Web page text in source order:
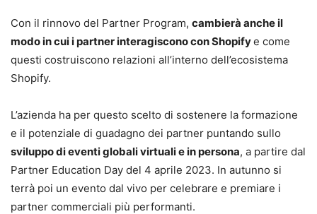
Con il rinnovo del Partner Program, cambierà anche il
modo in cui i partner interagiscono con Shopifye come
questi costruiscono relazioni all’interno dell’ecosistema
Shopify.
L’azienda ha per questo scelto di sostenere la formazione
e il potenziale di guadagno dei partner puntando sullo
sviluppo di eventi globali virtuali e in persona, a partire dal
Partner Education Day del 4 aprile 2023. In autunno si
terrà poi un evento dal vivo per celebrare e premiare i
partner commerciali più performanti.